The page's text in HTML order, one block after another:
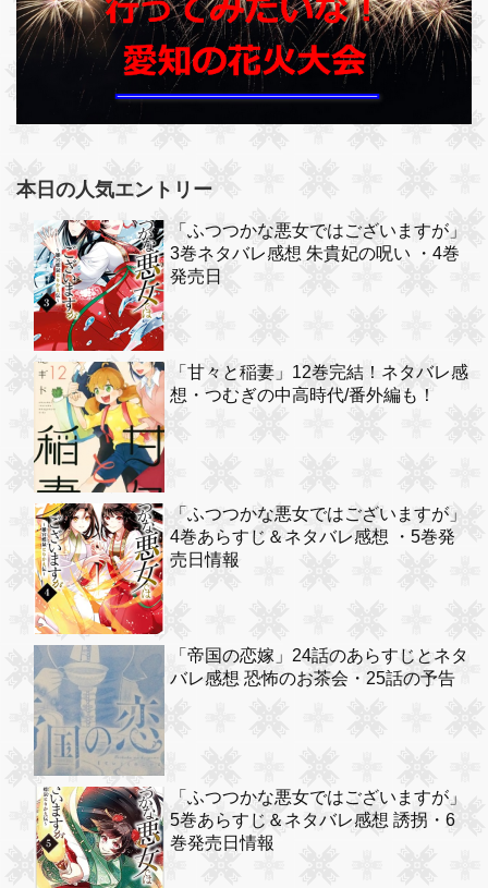
本日の人気エントリー
「ふつつかな悪女ではございますが」
3巻ネタバレ感想 朱貴妃の呪い ・4巻
発売日
「甘々と稲妻」12巻完結！ネタバレ感
想・つむぎの中高時代/番外編も！
「ふつつかな悪女ではございますが」
4巻あらすじ＆ネタバレ感想 ・5巻発
売日情報
「帝国の恋嫁」24話のあらすじとネタ
バレ感想 恐怖のお茶会・25話の予告
「ふつつかな悪女ではございますが」
5巻あらすじ＆ネタバレ感想 誘拐・6
巻発売日情報